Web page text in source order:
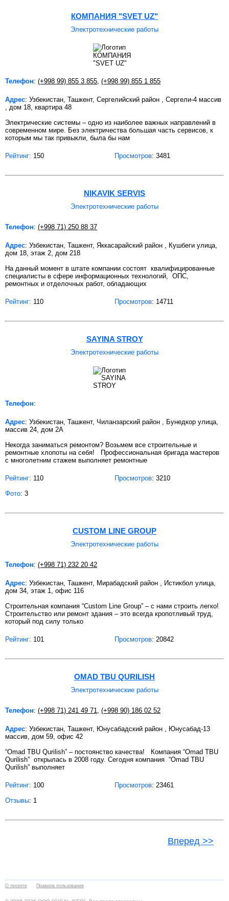
КОМПАНИЯ "SVET UZ"
Электротехнические работы
Телефон: (+998 99) 855 3 855 (+998 99) 855 1 855
Адрес: Узбекистан, Ташкент, Сергелийский район , Сергели-4 массив
, дом 18, квартира 48
Электрические системы – одно из наиболее важных направлений в
современном мире. Без электричества большая часть сервисов, к
которым мы так привыкли, была бы нам
Рейтинг: 150 Просмотров: 3481
NIKAVIK SERVIS
Электротехнические работы
Телефон: (+998 71) 250 88 37
Адрес: Узбекистан, Ташкент, Яккасарайский район , Кушбеги улица,
дом 18, этаж 2, дом 218
На данный момент в штате компании состоят квалифицированные
специалисты в сфере информационных технологий, ОПС,
ремонтных и отделочных работ, обладающих
Рейтинг: 110 Просмотров: 14711
SAYINA STROY
Электротехнические работы
Телефон:
Адрес: Узбекистан, Ташкент, Чиланзарский район , Бунедкор улица,
массив 24, дом 2А
Некогда заниматься ремонтом? Возьмем все строительные и
ремонтные хлопоты на себя! Профессиональная бригада мастеров
с многолетним стажем выполняет ремонтные
Рейтинг: 110 Просмотров: 3210
Фото: 3
CUSTOM LINE GROUP
Электротехнические работы
Телефон: (+998 71) 232 20 42
Адрес: Узбекистан, Ташкент, Мирабадский район , Истикбол улица,
дом 34, этаж 1, офис 116
Строительная компания “Custom Line Group” – с нами строить легко!
Строительство или ремонт здания – это всегда кропотливый труд,
который под силу только
Рейтинг: 101 Просмотров: 20842
OMAD TBU QURILISH
Электротехнические работы
Телефон: (+998 71) 241 49 71 (+998 90) 186 02 52
Адрес: Узбекистан, Ташкент, Юнусабадский район , Юнусабад-13
массив, дом 59, офис 42
“Omad TBU Qurilish” – постоянство качества! Компания “Omad TBU
Qurilish” открылась в 2008 году. Сегодня компания “Omad TBU
Qurilish” выполняет
Рейтинг: 100 Просмотров: 23461
Отзывы: 1
Вперед >>
О проекте Правила пользования